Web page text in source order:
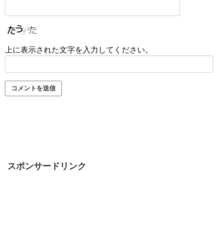
上に表示された文字を入力してください。
スポンサードリンク